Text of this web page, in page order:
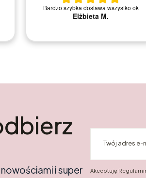
Szybka dostawa, ładnie zapakowane.
Polecam sklep
i super
Twój adres e-
Akceptuję